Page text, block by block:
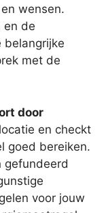
wensen.
en de
belangrijke
met de
door
en checkt
goed bereiken.
gefundeerd
voor jouw